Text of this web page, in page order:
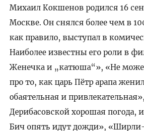
Михаил Кокшенов родился 16
Москве. Он снялся более чем в
как правило, выступал в
Наиболее известны его роли в
Женечка и „катюша“», «Не
про то, как царь Пётр арапа
обаятельная и
Дерибасовской хорошая погода,
Бич опять идут дожди»,